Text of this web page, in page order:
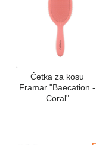
Četka za kosu
Framar "Baecation -
Coral"